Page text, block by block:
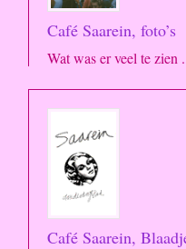
Café Saarein, foto’s
Wat was er veel te zien
Café Saarein,